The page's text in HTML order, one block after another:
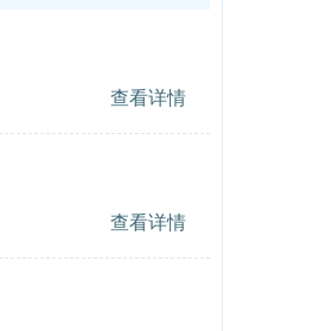
查看详情
查看详情